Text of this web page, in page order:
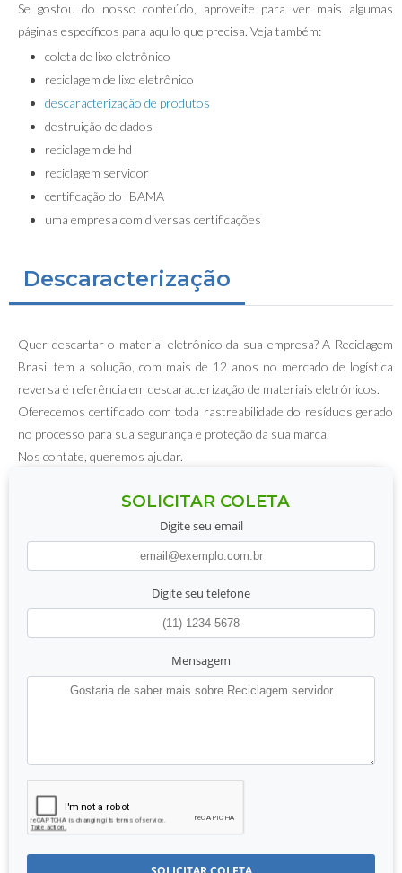
Se gostou do nosso conteúdo, aproveite para ver mais algumas
páginas específicos para aquilo que precisa. Veja também:
coleta de lixo eletrônico
reciclagem de lixo eletrônico
descaracterização de produtos
destruição de dados
reciclagem de hd
reciclagem servidor
certificação do IBAMA
uma empresa com diversas certificações
Descaracterização
Quer descartar o material eletrônico da sua empresa? A Reciclagem
Brasil tem a solução, com mais de 12 anos no mercado de logística
reversa é referência em descaracterização de materiais eletrônicos.
Oferecemos certificado com toda rastreabilidade do resíduos gerado
no processo para sua segurança e proteção da sua marca.
Nos contate, queremos ajudar.
SOLICITAR COLETA
Digite seu email
Digite seu telefone
Mensagem